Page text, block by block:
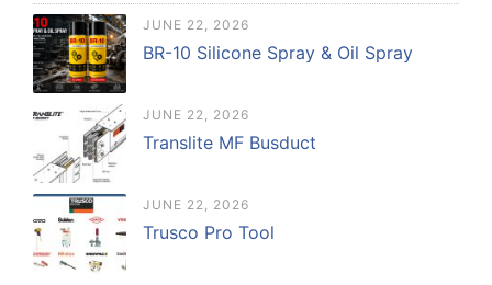
JUNE 22, 2026
BR-10 Silicone Spray & Oil Spray
JUNE 22, 2026
Translite MF Busduct
JUNE 22, 2026
Trusco Pro Tool